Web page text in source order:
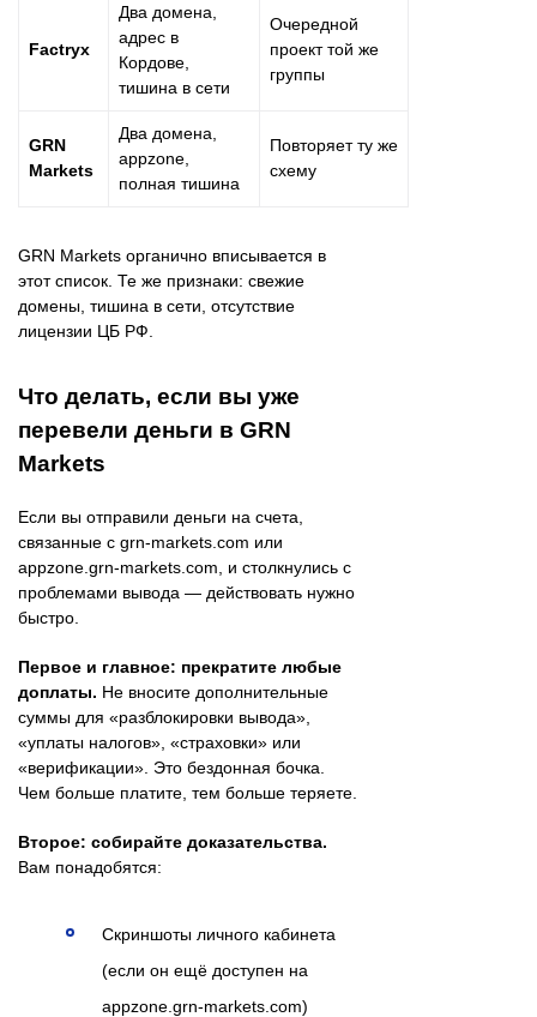
Factryx
Два домена,
адрес в
Кордове,
тишина в сети
Очередной
проект той же
группы
GRN
Markets
Два домена,
appzone,
полная тишина
Повторяет ту же
схему
GRN Markets органично вписывается в
этот список. Те же признаки: свежие
домены, тишина в сети, отсутствие
лицензии ЦБ РФ.
Что делать, если вы уже
перевели деньги в GRN
Markets
Если вы отправили деньги на счета,
связанные с grn-markets.com или
appzone.grn-markets.com, и столкнулись с
проблемами вывода — действовать нужно
быстро.
Первое и главное: прекратите любые
доплаты. Не вносите дополнительные
суммы для «разблокировки вывода»,
«уплаты налогов», «страховки» или
«верификации». Это бездонная бочка.
Чем больше платите, тем больше теряете.
Второе: собирайте доказательства.
Вам понадобятся:
Скриншоты личного кабинета
(если он ещё доступен на
appzone.grn-markets.com)